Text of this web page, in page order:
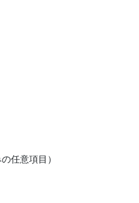
任意項目）